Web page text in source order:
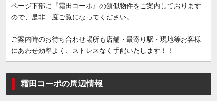
ページ下部に『霜田コーポ』の類似物件をご案内しております
ので、是非一度ご覧になってください。
ご案内時のお待ち合わせ場所も店舗・最寄り駅・現地等お客様
にあわせ効率よく、ストレスなく手配いたします！！
霜田コーポの周辺情報